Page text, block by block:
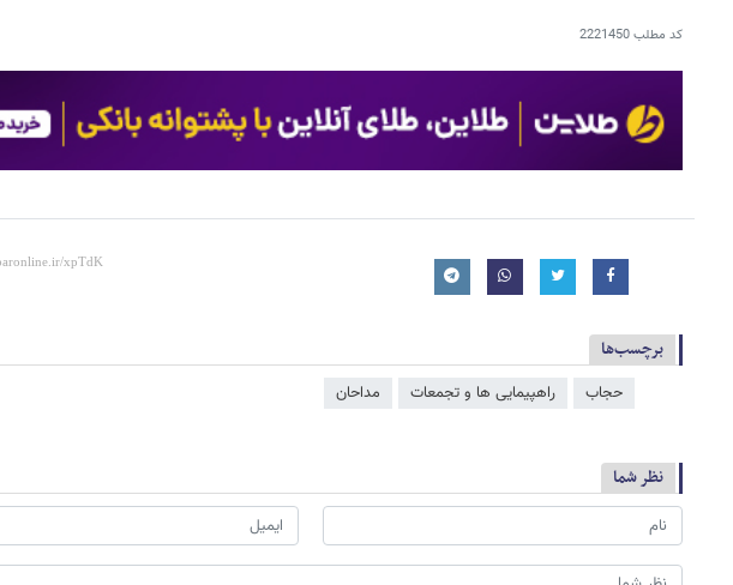
کد مطلب2221450
برچسب‌ها
حجاب راهپیمایی ها و تجمعات مداحان
نظر شما